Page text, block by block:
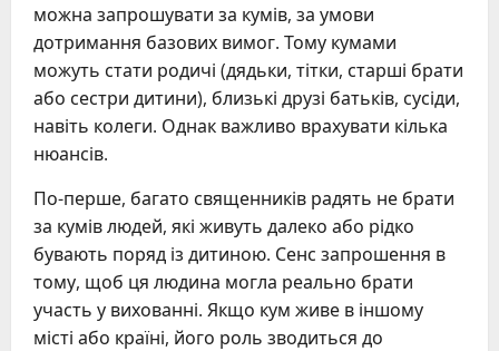
можна запрошувати за кумів, за умови
дотримання базових вимог. Тому кумами
можуть стати родичі (дядьки, тітки, старші брати
або сестри дитини), близькі друзі батьків, сусіди,
навіть колеги. Однак важливо врахувати кілька
нюансів.
По-перше, багато священників радять не брати
за кумів людей, які живуть далеко або рідко
бувають поряд із дитиною. Сенс запрошення в
тому, щоб ця людина могла реально брати
участь у вихованні. Якщо кум живе в іншому
місті або країні, його роль зводиться до